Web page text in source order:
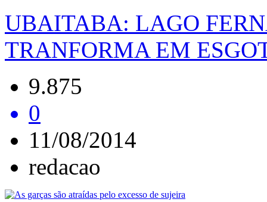
UBAITABA: LAGO
TRANFORMA EM
9.875
0
11/08/2014
redacao